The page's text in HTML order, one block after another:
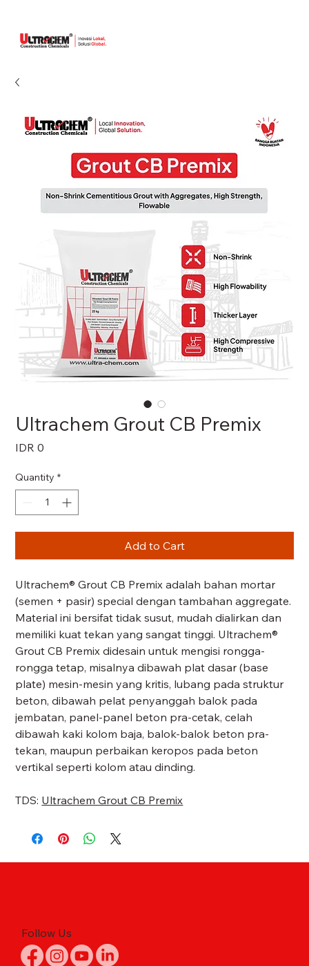
Ultrachem Grout CB Premix
IDR 0
Quantity *
Add to Cart
Ultrachem® Grout CB Premix adalah bahan mortar
(semen + pasir) special dengan tambahan aggregate.
Material ini bersifat tidak susut, mudah dialirkan dan
memiliki kuat tekan yang sangat tinggi. Ultrachem®
Grout CB Premix didesain untuk mengisi rongga-
rongga tetap, misalnya dibawah plat dasar (base
plate) mesin-mesin yang kritis, lubang pada struktur
beton, dibawah pelat penyanggah balok pada
jembatan, panel-panel beton pra-cetak, celah
dibawah kaki kolom baja, balok-balok beton pra-
tekan, maupun perbaikan keropos pada beton
vertikal seperti kolom atau dinding.
TDS: Ultrachem Grout CB Premix
Follow Us